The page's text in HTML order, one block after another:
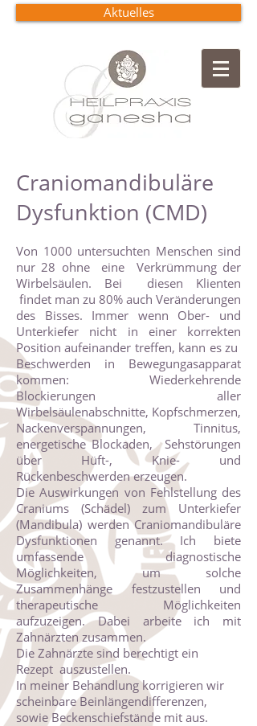
Aktuelles
Craniomandibuläre
Dysfunktion (CMD)
Von 1000 untersuchten Menschen sind
nur 28 ohne eine Verkrümmung der
Wirbelsäulen. Bei diesen Klienten
findet man zu 80% auch Veränderungen
des Bisses. Immer wenn Ober- und
Unterkiefer nicht in einer korrekten
Position aufeinander treffen, kann es zu
Beschwerden in Bewegungasapparat
kommen: Wiederkehrende
Blockierungen aller
Wirbelsäulenabschnitte, Kopfschmerzen,
Nackenverspannungen, Tinnitus,
energetische Blockaden, Sehstörungen
über Hüft-, Knie- und
Rückenbeschwerden erzeugen.
Die Auswirkungen von Fehlstellung des
Craniums (Schädel) zum Unterkiefer
(Mandibula) werden Craniomandibuläre
Dysfunktionen genannt. Ich biete
umfassende diagnostische
Möglichkeiten, um solche
Zusammenhänge festzustellen und
therapeutische Möglichkeiten
aufzuzeigen. Dabei arbeite ich mit
Zahnärzten zusammen.
Die Zahnärzte sind berechtigt ein
Rezept auszustellen.
In meiner Behandlung korrigieren wir
scheinbare Beinlängendifferenzen,
sowie Beckenschiefstände mit aus.